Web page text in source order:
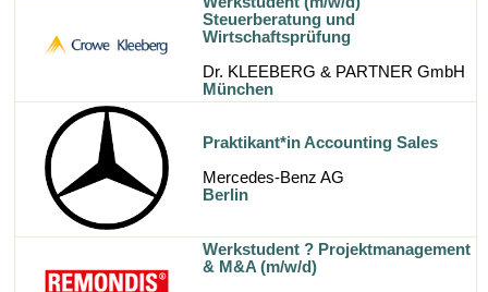
Steuerberatung und
Wirtschaftsprüfung
Dr. KLEEBERG & PARTNER GmbH
München
Praktikant*in Accounting Sales
Mercedes-Benz AG
Berlin
Werkstudent ? Projektmanagement
& M&A (m/w/d)